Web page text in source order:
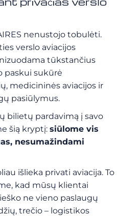
nenustojo tobulėti.
verslo aviacijos
tūkstančius
paskui sukūrė
medicininės aviacijos ir
pasiūlymus.
bilietų pardavimą į savo
šią kryptį: siūlome vis
nesumažindami
išlieka privati aviacija. To
kad mūsų klientai
ne vieno paslaugų
trečio – logistikos